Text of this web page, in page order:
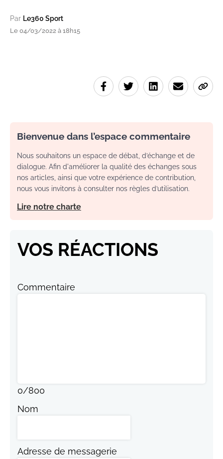
Par Le360 Sport
Le 04/03/2022 à 18h15
Bienvenue dans l’espace commentaire
Nous souhaitons un espace de débat, d’échange et de
dialogue. Afin d'améliorer la qualité des échanges sous
nos articles, ainsi que votre expérience de contribution,
nous vous invitons à consulter nos règles d’utilisation.
Lire notre charte
VOS RÉACTIONS
Commentaire
0/800
Nom
Adresse de messagerie